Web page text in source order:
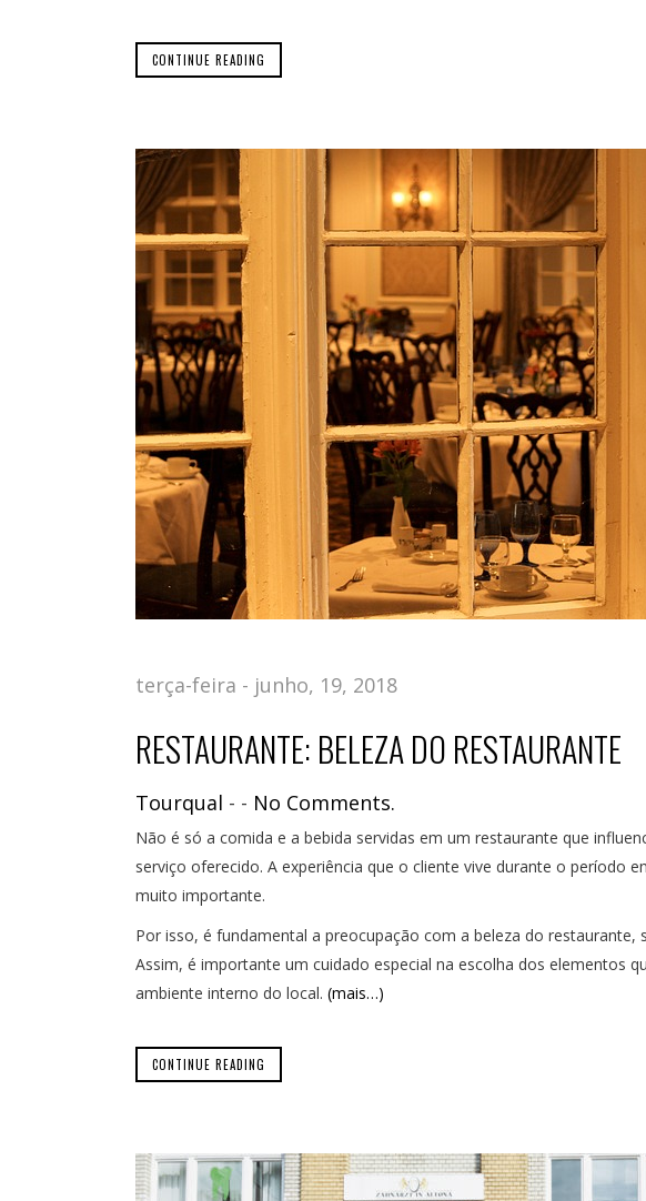
CONTINUE READING
terça-feira - junho, 19, 2018
RESTAURANTE: BELEZA DO RESTAURANTE
Tourqual - - No Comments.
Não é só a comida e a bebida servidas em um restaurante que
serviço oferecido. A experiência que o cliente vive durante o período
muito importante.
Por isso, é fundamental a preocupação com a beleza do
Assim, é importante um cuidado especial na escolha dos elementos
ambiente interno do local. (mais…)
CONTINUE READING